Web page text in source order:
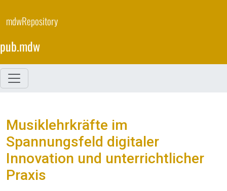
content
mdwRepository
pub.mdw
Musiklehrkräfte im
Spannungsfeld digitaler
Innovation und unterrichtlicher
Praxis